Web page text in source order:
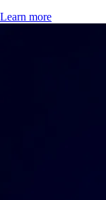
Learn more